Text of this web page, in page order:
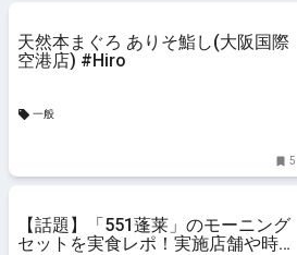
天然本まぐろ ありそ鮨し(大阪国際
空港店) #Hiro
一般
5
【話題】「551蓬莱」のモーニング
セットを実食レポ！実施店舗や時